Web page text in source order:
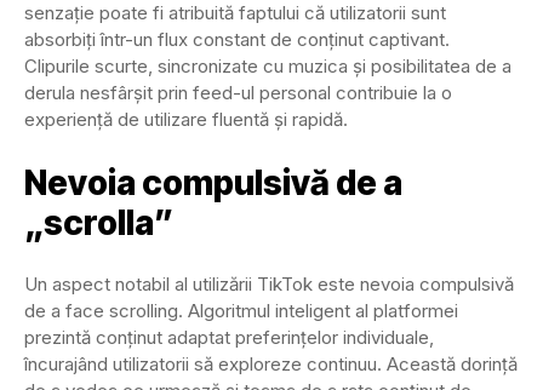
senzație poate fi atribuită faptului că utilizatorii sunt
absorbiți într-un flux constant de conținut captivant.
Clipurile scurte, sincronizate cu muzica și posibilitatea de a
derula nesfârșit prin feed-ul personal contribuie la o
experiență de utilizare fluentă și rapidă.
Nevoia compulsivă de a
„scrolla”
Un aspect notabil al utilizării TikTok este nevoia compulsivă
de a face scrolling. Algoritmul inteligent al platformei
prezintă conținut adaptat preferințelor individuale,
încurajând utilizatorii să exploreze continuu. Această dorință